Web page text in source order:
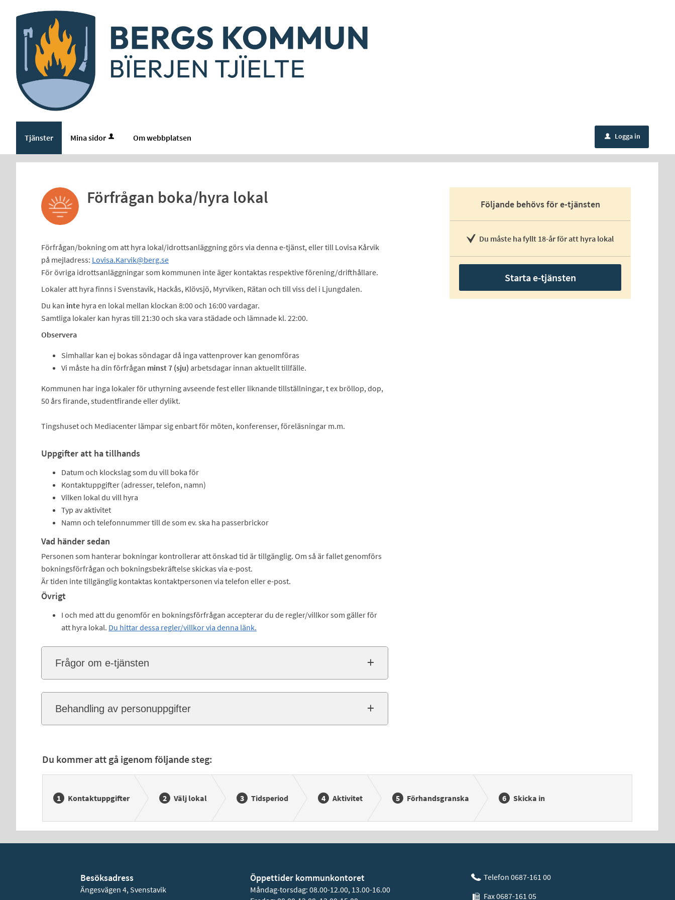
Bergs
kommun
Tjänster Mina sidor Om webbplatsen u Logga in
Förfrågan boka/hyra lokal
Förfrågan/bokning om att hyra lokal/idrottsanläggning görs via denna e-tjänst, eller till Lovisa Kårvik
på mejladress: Lovisa.Karvik@berg.se
För övriga idrottsanläggningar som kommunen inte äger kontaktas respektive förening/drifthållare.
Lokaler att hyra finns i Svenstavik, Hackås, Klövsjö, Myrviken, Rätan och till viss del i Ljungdalen.
Du kan inte hyra en lokal mellan klockan 8:00 och 16:00 vardagar.
Samtliga lokaler kan hyras till 21:30 och ska vara städade och lämnade kl. 22:00.
Observera
Simhallar kan ej bokas söndagar då inga vattenprover kan genomföras
Vi måste ha din förfrågan minst 7 (sju) arbetsdagar innan aktuellt tillfälle.
Kommunen har inga lokaler för uthyrning avseende fest eller liknande tillställningar, t ex bröllop, dop,
50 års firande, studentfirande eller dylikt.
Tingshuset och Mediacenter lämpar sig enbart för möten, konferenser, föreläsningar m.m.
Uppgifter att ha tillhands
Datum och klockslag som du vill boka för
Kontaktuppgifter (adresser, telefon, namn)
Vilken lokal du vill hyra
Typ av aktivitet
Namn och telefonnummer till de som ev. ska ha passerbrickor
Vad händer sedan
Personen som hanterar bokningar kontrollerar att önskad tid är tillgänglig. Om så är fallet genomförs
bokningsförfrågan och bokningsbekräftelse skickas via e-post.
Är tiden inte tillgänglig kontaktas kontaktpersonen via telefon eller e-post.
Övrigt
I och med att du genomför en bokningsförfrågan accepterar du de regler/villkor som gäller för
att hyra lokal. Du hittar dessa regler/villkor via denna länk.
Frågor om e-tjänsten
Behandling av personuppgifter
Följande behövs för e-tjänsten
Du måste ha fyllt 18-år för att hyra lokal
Starta e-tjänsten
Du kommer att gå igenom följande steg:
Kontaktuppgifter Välj lokal Tidsperiod Aktivitet Förhandsgranska Skicka in
Besöksadress
Ängesvägen 4, Svenstavik
Öppettider kommunkontoret
Måndag-torsdag: 08.00-12.00, 13.00-16.00
Telefon 0687-161 00
Fax 0687-161 05